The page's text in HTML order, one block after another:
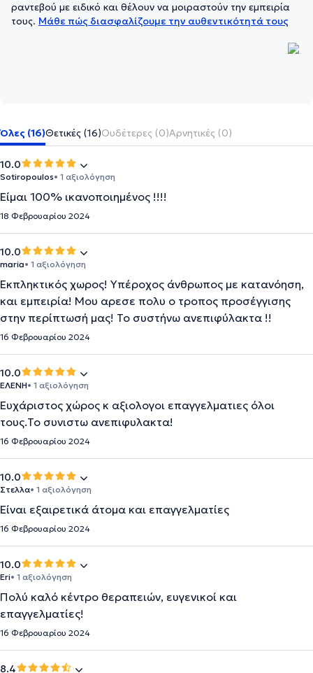
ραντεβού με ειδικό και θέλουν να μοιραστούν την εμπειρία
τους. Μάθε πώς διασφαλίζουμε την αυθεντικότητά τους
Όλες (16)Θετικές (16)Ουδέτερες (0)Αρνητικές (0)
10.0
Sotiropoulos• 1 αξιολόγηση
Είμαι 100% ικανοποιημένος !!!!
18 Φεβρουαρίου 2024
10.0
maria• 1 αξιολόγηση
Εκπληκτικός χωρος! Υπέροχος άνθρωπος με κατανόηση,
και εμπειρία! Μου αρεσε πολυ ο τροπος προσέγγισης
στην περίπτωσή μας! Το συστήνω ανεπιφύλακτα !!
16 Φεβρουαρίου 2024
10.0
ΕΛΕΝΗ• 1 αξιολόγηση
Ευχάριστος χώρος κ αξιολογοι επαγγελματιες όλοι
τους.Το συνιστω ανεπιφυλακτα!
16 Φεβρουαρίου 2024
10.0
Στελλα• 1 αξιολόγηση
Είναι εξαιρετικά άτομα και επαγγελματίες
16 Φεβρουαρίου 2024
10.0
Eri• 1 αξιολόγηση
Πολύ καλό κέντρο θεραπειών, ευγενικοί και
επαγγελματίες!
16 Φεβρουαρίου 2024
8.4